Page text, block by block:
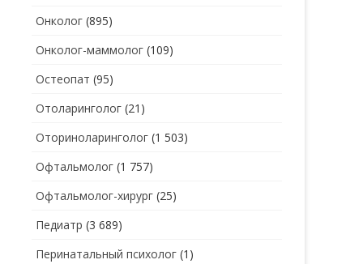
Онколог (895)
Онколог-маммолог (109)
Остеопат (95)
Отоларинголог (21)
Оториноларинголог (1 503)
Офтальмолог (1 757)
Офтальмолог-хирург (25)
Педиатр (3 689)
Перинатальный психолог (1)